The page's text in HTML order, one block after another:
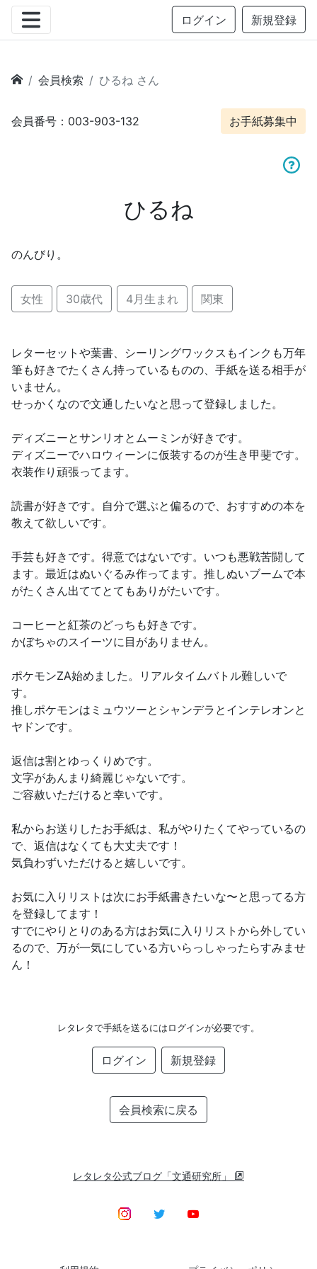
ログイン 新規登録
会員検索 ひるね さん
会員番号：003-903-132 お手紙募集中
ひるね
のんびり。
女性 30歳代 4月生まれ 関東
レターセットや葉書、シーリングワックスもインクも万年
筆も好きでたくさん持っているものの、手紙を送る相手が
いません。
せっかくなので文通したいなと思って登録しました。
ディズニーとサンリオとムーミンが好きです。
ディズニーでハロウィーンに仮装するのが生き甲斐です。
衣装作り頑張ってます。
読書が好きです。自分で選ぶと偏るので、おすすめの本を
教えて欲しいです。
手芸も好きです。得意ではないです。いつも悪戦苦闘して
ます。最近はぬいぐるみ作ってます。推しぬいブームで本
がたくさん出ててとてもありがたいです。
コーヒーと紅茶のどっちも好きです。
かぼちゃのスイーツに目がありません。
ポケモンZA始めました。リアルタイムバトル難しいで
す。
推しポケモンはミュウツーとシャンデラとインテレオンと
ヤドンです。
返信は割とゆっくりめです。
文字があんまり綺麗じゃないです。
ご容赦いただけると幸いです。
私からお送りしたお手紙は、私がやりたくてやっているの
で、返信はなくても大丈夫です！
気負わずいただけると嬉しいです。
お気に入りリストは次にお手紙書きたいな〜と思ってる方
を登録してます！
すでにやりとりのある方はお気に入りリストから外してい
るので、万が一気にしている方いらっしゃったらすみませ
ん！
レタレタで手紙を送るにはログインが必要です。
ログイン 新規登録
会員検索に戻る
レタレタ公式ブログ「文通研究所」